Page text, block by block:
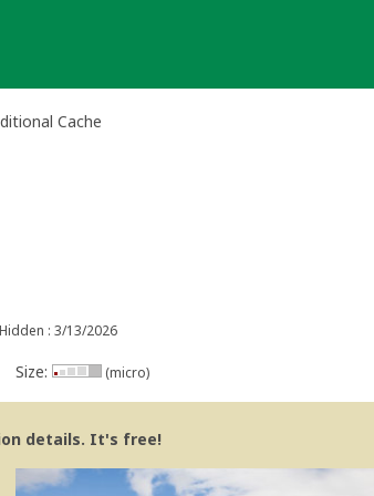
Cache
Hidden : 3/13/2026
Size: (micro)
details. It's free!